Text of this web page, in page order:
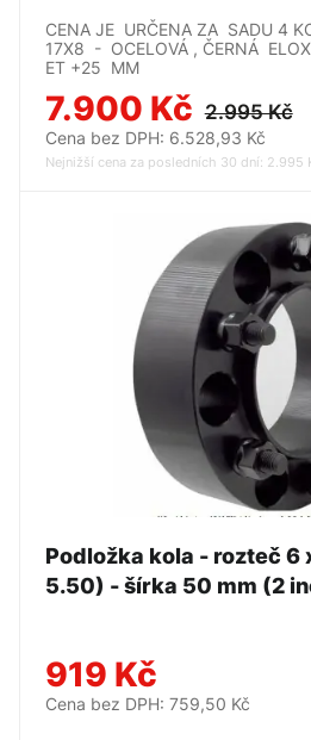
CENA JE URČENA ZA SADU 4
17X8 - OCELOVÁ , ČERNÁ
ET +25 MM
7.900 Kč 2.995 Kč
Cena bez DPH: 6.528,93 Kč
Nejnižší cena za posledních 30 dní: 2.995
Podložka kola - rozteč 6 x 139.7mm (6 x
5.50) - šírka 50 mm (2
919 Kč
Cena bez DPH: 759,50 Kč